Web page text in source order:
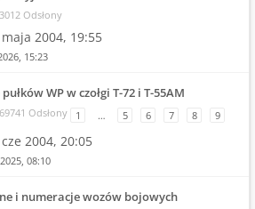
Odsłony
2004, 19:55
15:23
WP w czołgi T-72 i T-55AM
Odsłony 1 … 5 6 7 8 9
2004, 20:05
08:10
i numeracje wozów bojowych